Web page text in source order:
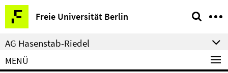
Springe
direkt
zu
Inhalt
Freie Universität Berlin
Service-
Navigation
AG Hasenstab-Riedel
MENÜ